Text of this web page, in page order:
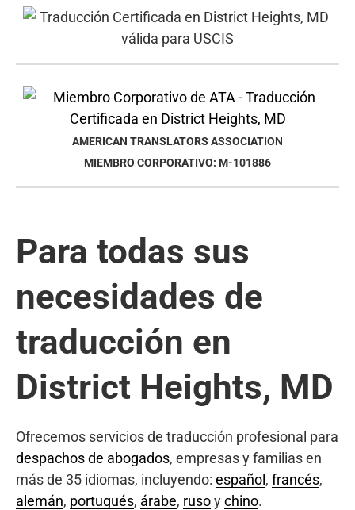
AMERICAN TRANSLATORS ASSOCIATION
MIEMBRO CORPORATIVO: M-101886
Para todas sus
necesidades de
traducción en
District Heights, MD
Ofrecemos servicios de traducción profesional para
despachos de abogados, empresas y familias en
más de 35 idiomas, incluyendo: español , francés,
alemán, portugués, árabe, rusoychino.